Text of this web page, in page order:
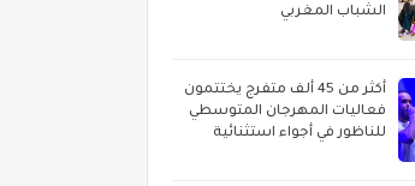
الشباب المغربي
أكثر من 45 ألف متفرج يختتمون
فعاليات المهرجان المتوسطي
للناظور في أجواء استثنائية